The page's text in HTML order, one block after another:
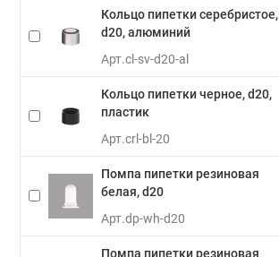
Кольцо пипетки серебристое,
d20, алюминий
Арт.cl-sv-d20-al
Кольцо пипетки черное, d20,
пластик
Арт.crl-bl-20
Помпа пипетки резиновая
белая, d20
Арт.dp-wh-d20
Помпа пипетки резиновая